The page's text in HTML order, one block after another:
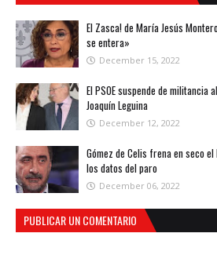
El Zasca! de María Jesús
se entera»
December 15, 2022
El PSOE suspende de militancia
Joaquín Leguina
December 12, 2022
Gómez de Celis frena en seco
los datos del paro
December 06, 2022
PUBLICAR UN COMENTARIO